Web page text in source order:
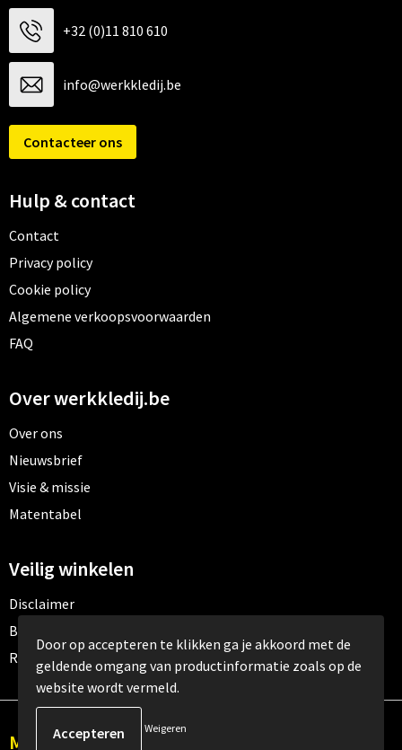
+32 (0)11 810 610
info@werkkledij.be
Contacteer ons
Hulp & contact
Contact
Privacy policy
Cookie policy
Algemene verkoopsvoorwaarden
FAQ
Over werkkledij.be
Over ons
Nieuwsbrief
Visie & missie
Matentabel
Veilig winkelen
Disclaimer
Betaalmethoden
Retourneren
Meld je aan voor onze nieuwsbrief
Door op accepteren te klikken ga je akkoord met de
geldende omgang van productinformatie zoals op de
website wordt vermeld.
Weigeren